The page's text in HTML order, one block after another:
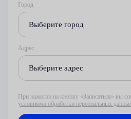
Город
Выберите город
Адрес
Выберите адрес
При нажатии на кнопку «Записаться» вы
условиями обработки персональных